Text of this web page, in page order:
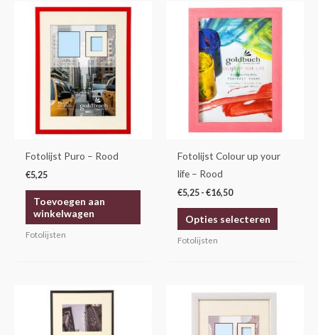
Fotolijst Puro – Rood
€5,25
Toevoegen aan
winkelwagen
Fotolijsten
Fotolijst Colour up your
life – Rood
€5,25 - €16,50
Prijsklasse:
€5,25
tot
€16,50
Opties selecteren
Dit
kan
gekozen
de
Fotolijsten
Prijsklasse:
€4,25
tot
€14,30